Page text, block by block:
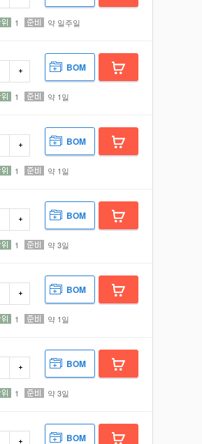
기
1 약 일주일
BOM
1 약 1일
BOM
1 약 1일
BOM
1 약 3일
BOM
1 약 1일
BOM
1 약 3일
BOM